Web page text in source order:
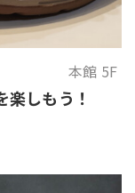
本館 5F
しもう！